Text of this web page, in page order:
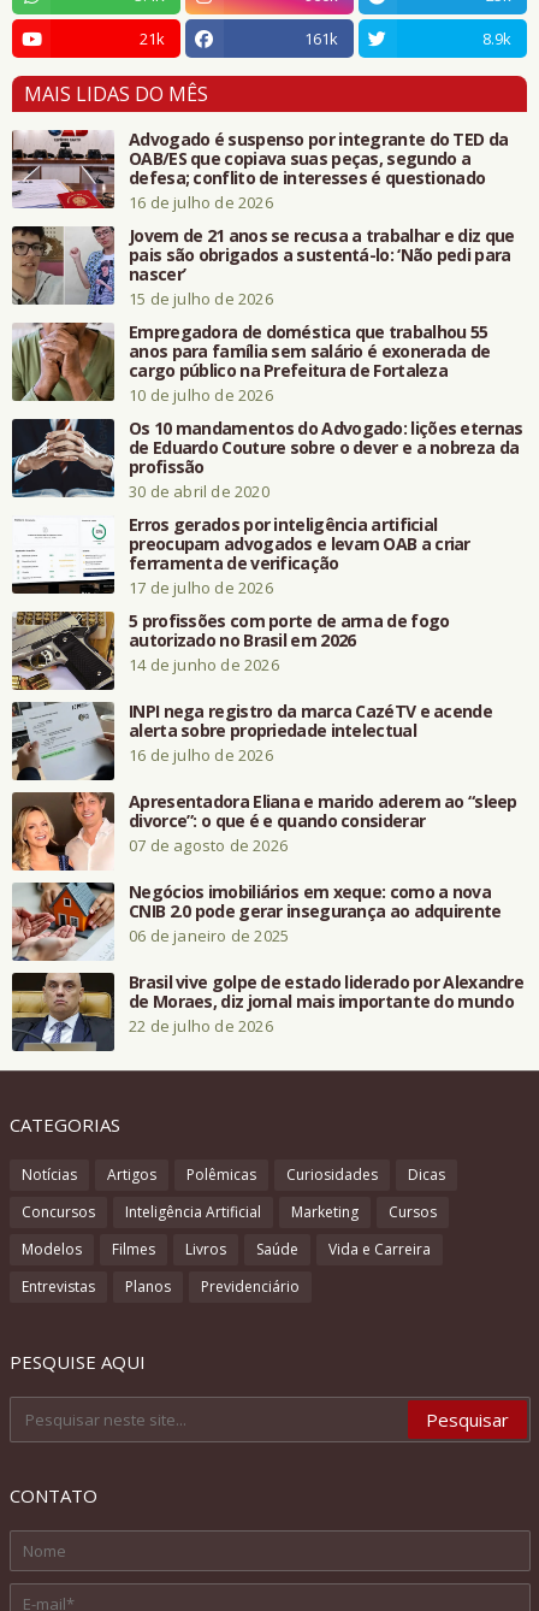
21k
161k 8.9k
MAIS LIDAS DO MÊS
Advogado é suspenso por integrante do TED da
OAB/ES que copiava suas peças, segundo a
defesa; conflito de interesses é questionado
16 de julho de 2026
Jovem de 21 anos se recusa a trabalhar e diz que
pais são obrigados a sustentá-lo: ‘Não pedi para
nascer’
15 de julho de 2026
Empregadora de doméstica que trabalhou 55
anos para família sem salário é exonerada de
cargo público na Prefeitura de Fortaleza
10 de julho de 2026
Os 10 mandamentos do Advogado: lições eternas
de Eduardo Couture sobre o dever e a nobreza da
profissão
30 de abril de 2020
Erros gerados por inteligência artificial
preocupam advogados e levam OAB a criar
ferramenta de verificação
17 de julho de 2026
5 profissões com porte de arma de fogo
autorizado no Brasil em 2026
14 de junho de 2026
INPI nega registro da marca CazéTV e acende
alerta sobre propriedade intelectual
16 de julho de 2026
Apresentadora Eliana e marido aderem ao “sleep
divorce”: o que é e quando considerar
07 de agosto de 2026
Negócios imobiliários em xeque: como a nova
CNIB 2.0 pode gerar insegurança ao adquirente
06 de janeiro de 2025
Brasil vive golpe de estado liderado por Alexandre
de Moraes, diz jornal mais importante do mundo
22 de julho de 2026
CATEGORIAS
Notícias Artigos Polêmicas Curiosidades
Dicas
Concursos
Inteligência Artificial Marketing
Cursos
Modelos
Filmes Livros Saúde
Vida e Carreira
Entrevistas
Planos Previdenciário
PESQUISE AQUI
CONTATO